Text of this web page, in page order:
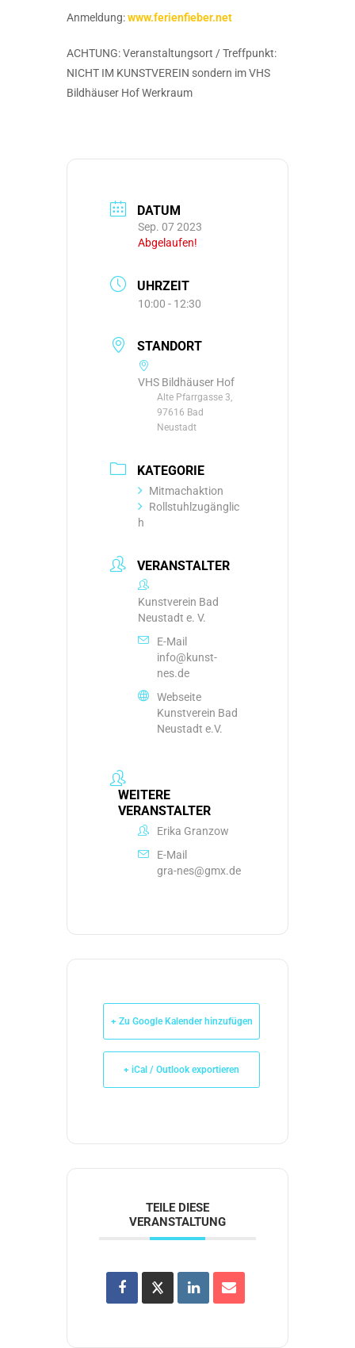
Anmeldung:www.ferienfieber.net
ACHTUNG: Veranstaltungsort / Treffpunkt:
NICHT IM KUNSTVEREIN sondern im VHS
Bildhäuser Hof Werkraum
DATUM
Sep. 07 2023
Abgelaufen!
UHRZEIT
10:00 - 12:30
STANDORT
VHS Bildhäuser Hof
Alte Pfarrgasse 3,
97616 Bad
Neustadt
KATEGORIE
Mitmachaktion
Rollstuhlzugänglic
h
VERANSTALTER
Kunstverein Bad
Neustadt e. V.
E-Mail
info@kunst-
nes.de
Webseite
Kunstverein Bad
Neustadt e.V.
WEITERE
VERANSTALTER
Erika Granzow
E-Mail
gra-nes@gmx.de
+ Zu Google Kalender hinzufügen
+ iCal / Outlook exportieren
TEILE DIESE
VERANSTALTUNG